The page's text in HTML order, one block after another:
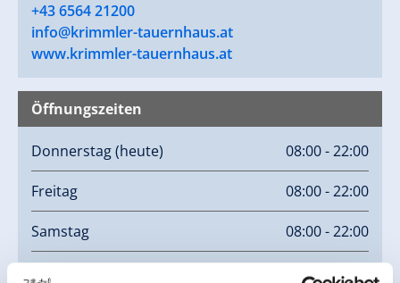
+43 6564 21200
info@krimmler-tauernhaus.at
www.krimmler-tauernhaus.at
Öffnungszeiten
Donnerstag(heute) 08:00 - 22:00
Freitag 08:00 - 22:00
Samstag 08:00 - 22:00
08:00 - 22:00